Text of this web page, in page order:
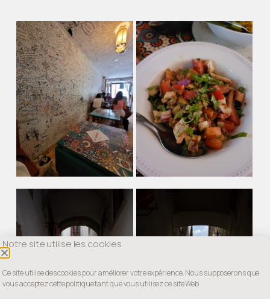
Notre site utilise les cookies
Ce site utilise des cookies pour améliorer votre expérience. Nous supposerons que
vous acceptez cette politique tant que vous utilisez ce site Web